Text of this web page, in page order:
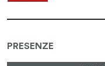
PRESENZE